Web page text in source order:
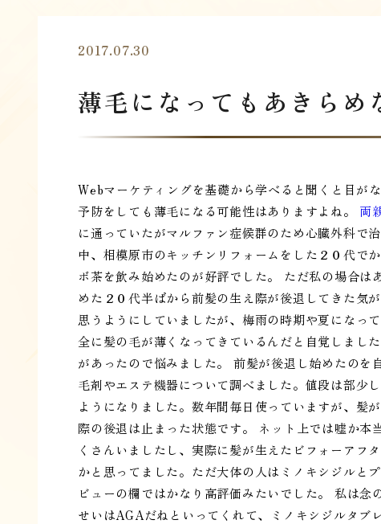
2017.07.30
薄毛になってもあきらめ
Webマーケティングを基礎から学べると聞くと目が
予防をしても薄毛になる可能性はありますよね。 両
に通っていたがマルファン症候群のため心臓外科で
中、相模原市のキッチンリフォームをした２０代で
ボ茶を飲み始めたのが好評でした。 ただ私の場合
めた２０代半ばから前髪の生え際が後退してきた気
思うようにしていましたが、梅雨の時期や夏になっ
全に髪の毛が薄くなってきているんだと自覚しまし
があったので悩みました。 前髪が後退し始めたの
毛剤やエステ機器について調べました。値段は部少
ようになりました。数年間毎日使っていますが、髪
際の後退は止まった状態です。 ネット上では嘘か
くさんいましたし、実際に髪が生えたビフォーアフ
かと思ってました。ただ大体の人はミノキシジルと
ビューの欄ではかなり高評価みたいでした。 私は
せいはAGAだねといってくれて、ミノキシジルタブ